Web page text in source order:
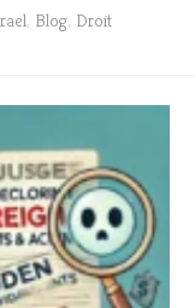
, Blog, Droit